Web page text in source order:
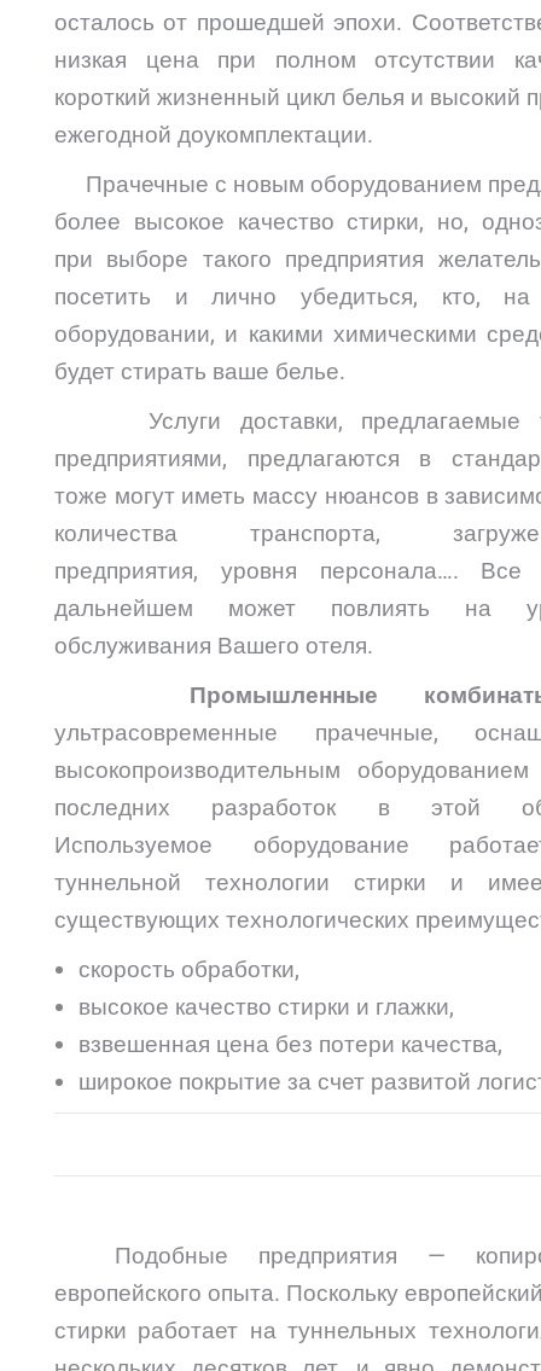
осталось от прошедшей эпохи.
низкая цена при полном отсутствии
короткий жизненный цикл белья и высокий
ежегодной доукомплектации.
Прачечные с новым оборудованием
более высокое качество стирки, но,
при выборе такого предприятия
посетить и лично убедиться, кто, на
оборудовании, и какими химическими
будет стирать ваше белье.
Услуги доставки, предлагаемые
предприятиями, предлагаются в
тоже могут иметь массу нюансов в
количества транспорта,
предприятия, уровня персонала….
дальнейшем может повлиять на
обслуживания Вашего отеля.
Промышленные
ультрасовременные прачечные,
высокопроизводительным
последних разработок в этой
Используемое оборудование
туннельной технологии стирки и
существующих технологических
скорость обработки,
высокое качество стирки и глажки,
взвешенная цена без потери качества,
широкое покрытие за счет развитой
Подобные предприятия —
европейского опыта. Поскольку
стирки работает на туннельных